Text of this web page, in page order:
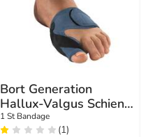
Bort Generation
Hallux-Valgus Schiene
re.Größe 0 blau
1 St Bandage
(1)